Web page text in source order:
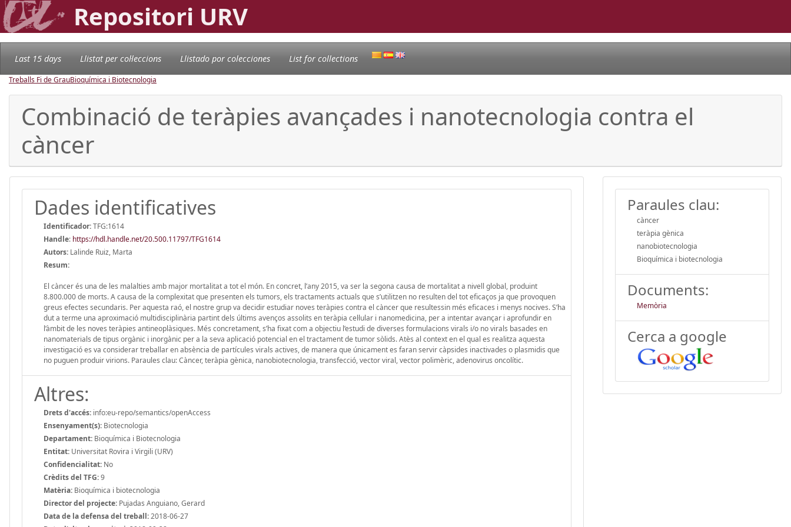
Repositori URV
Last 15 days Llistat per col·leccions Llistado por colecciones List for collections
Treballs Fi de GrauBioquímica i Biotecnologia
Combinació de teràpies avançades i nanotecnologia contra el
càncer
Dades identificatives
Identificador:TFG:1614
Handle: https://hdl.handle.net/20.500.11797/TFG1614
Autors: Lalinde Ruiz, Marta
Resum:
El càncer és una de les malalties amb major mortalitat a tot el món. En concret, l’any 2015, va ser la segona causa de mortalitat a nivell global, produint
8.800.000 de morts. A causa de la complexitat que presenten els tumors, els tractaments actuals que s’utilitzen no resulten del tot eficaços ja que provoquen
greus efectes secundaris. Per aquesta raó, el nostre grup va decidir estudiar noves teràpies contra el càncer que resultessin més eficaces i menys nocives. S’ha
dut a terme una aproximació multidisciplinària partint dels últims avenços assolits en teràpia cel·lular i nanomedicina, per a intentar avançar i aprofundir en
l’àmbit de les noves teràpies antineoplàsiques. Més concretament, s’ha fixat com a objectiu l’estudi de diverses formulacions virals i/o no virals basades en
nanomaterials de tipus orgànic i inorgànic per a la seva aplicació potencial en el tractament de tumor sòlids. Atès al context en el qual es realitza aquesta
investigació es va considerar treballar en absència de partícules virals actives, de manera que únicament es faran servir càpsides inactivades o plasmidis que
no puguen produir virions. Paraules clau: Càncer, teràpia gènica, nanobiotecnologia, transfecció, vector viral, vector polimèric, adenovirus oncolític.
Altres:
Drets d'accés: info:eu-repo/semantics/openAccess
Ensenyament(s): Biotecnologia
Departament: Bioquímica i Biotecnologia
Entitat: Universitat Rovira i Virgili (URV)
Confidencialitat: No
Crèdits del TFG:9
Matèria: Bioquímica i biotecnologia
Director del projecte: Pujadas Anguiano, Gerard
Data de la defensa del treball:2018-06-27
Paraules clau:
càncer
teràpia gènica
nanobiotecnologia
Bioquímica i biotecnologia
Documents:
Memòria
Cerca a google